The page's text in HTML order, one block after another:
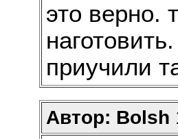
это верно.
приучили
Автор: Bolsh